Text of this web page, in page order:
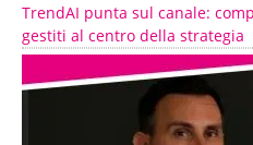
TrendAI punta sul canale:
gestiti al centro della strategia